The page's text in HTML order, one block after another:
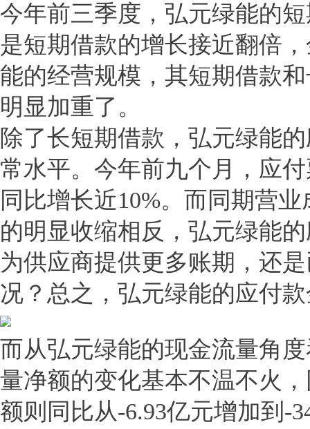
今年前三季度，弘元绿能的
是短期借款的增长接近翻倍
能的经营规模，其短期借款
明显加重了。
除了长短期借款，弘元绿能
常水平。今年前九个月，应
同比增长近10%。而同期营
的明显收缩相反，弘元绿能
为供应商提供更多账期，还
况？总之，弘元绿能的应付
而从弘元绿能的现金流量角
量净额的变化基本不温不火
额则同比从-6.93亿元增加到-